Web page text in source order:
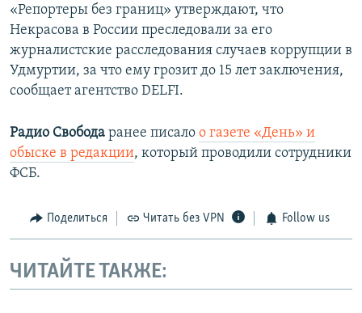
«Репортеры без границ» утверждают, что
Некрасова в России преследовали за его
журналистские расследования случаев коррупции в
Удмуртии, за что ему грозит до 15 лет заключения,
сообщает агентство DELFI.
Радио Свобода ранее писало о газете «День» и
обыске в редакции, который проводили сотрудники
ФСБ.
Поделиться Читать без VPN Follow us
ЧИТАЙТЕ ТАКЖЕ: